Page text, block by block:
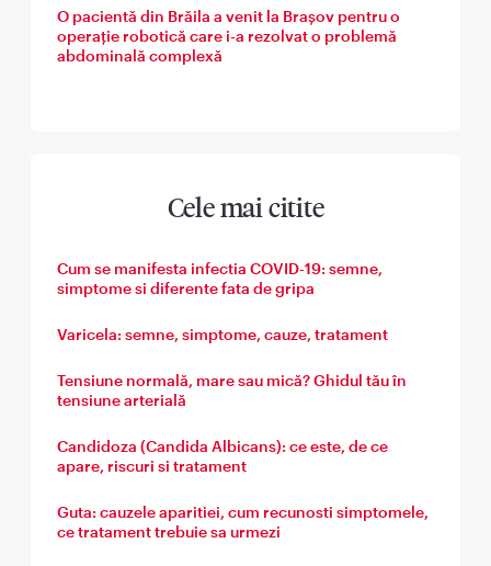
O pacientă din Brăila a venit la Brașov pentru o
operație robotică care i-a rezolvat o problemă
abdominală complexă
Cele mai citite
Cum se manifesta infectia COVID-19: semne,
simptome si diferente fata de gripa
Varicela: semne, simptome, cauze, tratament
Tensiune normală, mare sau mică? Ghidul tău în
tensiune arterială
Candidoza (Candida Albicans): ce este, de ce
apare, riscuri si tratament
Guta: cauzele aparitiei, cum recunosti simptomele,
ce tratament trebuie sa urmezi